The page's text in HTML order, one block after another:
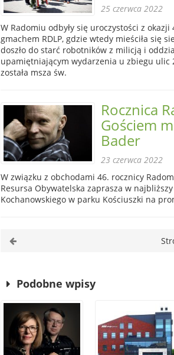
25 czerwca 2022
W Radomiu odbyły się uroczystości z
gmachem RDLP, gdzie wtedy mieściła się
doszło do starć robotników z milicją i
upamiętniającym wydarzenia u zbiegu ulic
została msza św.
Rocznica
Gościem
Bader
23 czerwca 2022
W związku z obchodami 46. rocznicy
Resursa Obywatelska zaprasza w
Kochanowskiego w parku Kościuszki na
Podobne wpisy